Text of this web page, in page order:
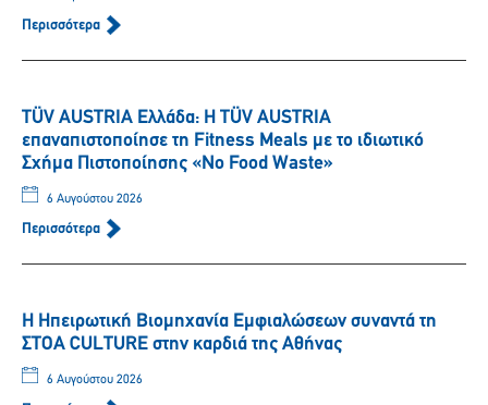
Περισσότερα
TÜV AUSTRIA Ελλάδα: Η TÜV AUSTRIA
επαναπιστοποίησε τη Fitness Meals με το ιδιωτικό
Σχήμα Πιστοποίησης «No Food Waste»
6 Αυγούστου 2026
Περισσότερα
Η Ηπειρωτική Βιομηχανία Εμφιαλώσεων συναντά τη
ΣΤΟΑ CULTURE στην καρδιά της Αθήνας
6 Αυγούστου 2026